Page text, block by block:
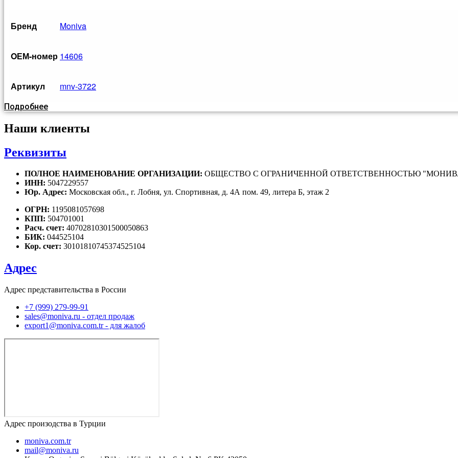
Бренд Moniva
OЕМ-номер 14606
Артикул mnv-3722
Подробнее
Наши клиенты
Реквизиты
ПОЛНОЕ НАИМЕНОВАНИЕ ОРГАНИЗАЦИИ: ОБЩЕСТВО С ОГРАНИЧЕННОЙ ОТВЕТСТВЕННОСТЬЮ
ИНН: 5047229557
Юр. Адрес: Московская обл., г. Лобня, ул. Спортивная, д. 4А пом. 49, литера Б, этаж 2
ОГРН: 1195081057698
КПП: 504701001
Расч. счет: 40702810301500050863
БИК: 044525104
Кор. счет: 30101810745374525104
Адрес
Адрес представительства в России
+7 (999) 279-99-91
sales@moniva.ru - отдел продаж
export1@moniva.com.tr - для жалоб
Адрес произодства в Турции
moniva.com.tr
mail@moniva.ru